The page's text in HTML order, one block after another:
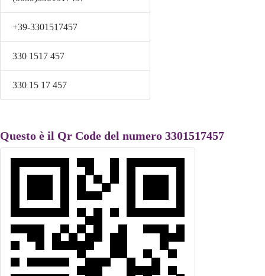
+39-3301517457
330 1517 457
330 15 17 457
Questo è il Qr Code del numero 3301517457